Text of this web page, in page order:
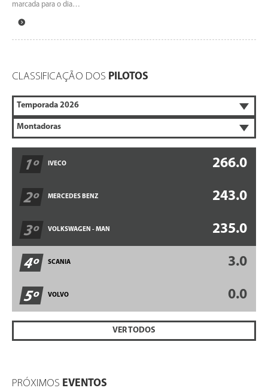
marcada para o dia…
CLASSIFICAÇÃO DOS PILOTOS
1º IVECO 266.0
2º MERCEDES BENZ 243.0
3º VOLKSWAGEN - MAN 235.0
4º SCANIA 3.0
5º VOLVO 0.0
VER TODOS
PRÓXIMOS EVENTOS